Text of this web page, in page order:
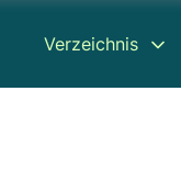
Verzeichnis